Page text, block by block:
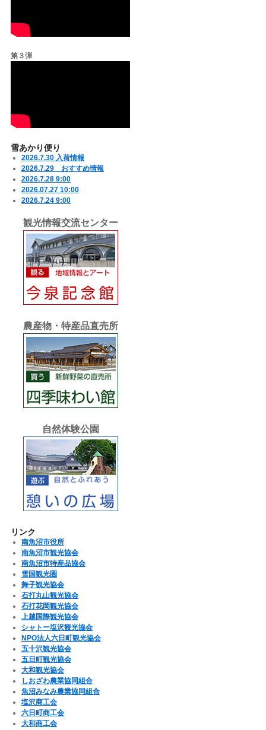
第３弾
雪あかり便り
2026.7.30 入荷情報
2026.7.29 おすすめ情報
2026.7.28 9:00
2026.07.27 10:00
2026.7.24 9:00
観光情報交流センター
農産物・特産品直売所
自然体験公園
リンク
南魚沼市役所
南魚沼市観光協会
南魚沼市特産品協会
雪国観光圏
舞子観光協会
石打丸山観光協会
石打花岡観光協会
上越国際観光協会
シャトー塩沢観光協会
NPO法人六日町観光協会
五十沢観光協会
五日町観光協会
大和観光協会
しおざわ農業協同組合
魚沼みなみ農業協同組合
塩沢商工会
六日町商工会
大和商工会